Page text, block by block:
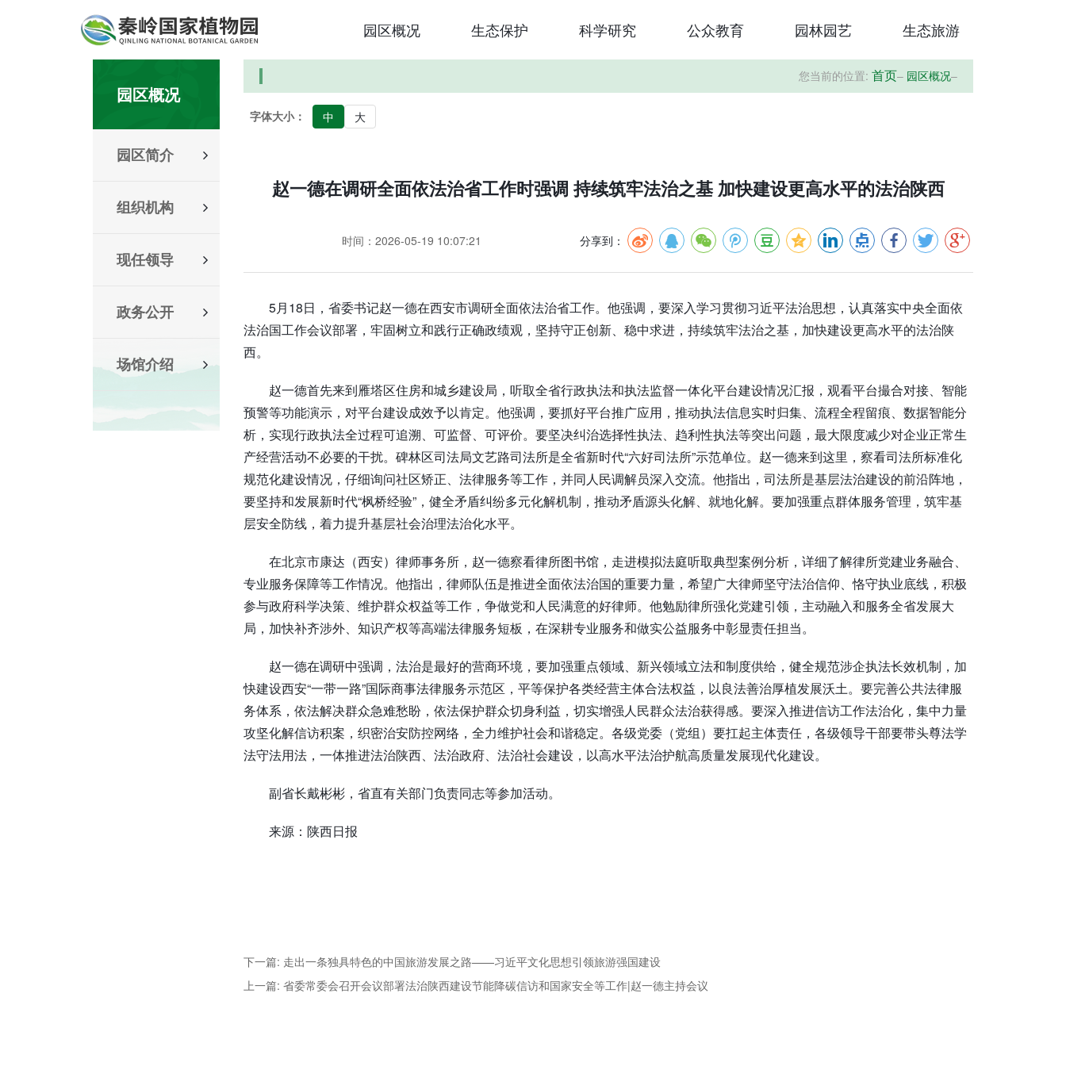
园区概况 生态保护 科学研究 公众教育 园林园艺 生态旅游
园区概况
园区简介
组织机构
现任领导
政务公开
场馆介绍
您当前的位置: 首页– 园区概况–
字体大小： 中 大
赵一德在调研全面依法治省工作时强调 持续筑牢法治之基 加快建设更高水平的法治陕西
时间：2026-05-19 10:07:21 分享到：
5月18日，省委书记赵一德在西安市调研全面依法治省工作。他强调，要深入学习贯彻习近平法治思想，认真落实中央全面依
法治国工作会议部署，牢固树立和践行正确政绩观，坚持守正创新、稳中求进，持续筑牢法治之基，加快建设更高水平的法治陕
西。
赵一德首先来到雁塔区住房和城乡建设局，听取全省行政执法和执法监督一体化平台建设情况汇报，观看平台撮合对接、智能
预警等功能演示，对平台建设成效予以肯定。他强调，要抓好平台推广应用，推动执法信息实时归集、流程全程留痕、数据智能分
析，实现行政执法全过程可追溯、可监督、可评价。要坚决纠治选择性执法、趋利性执法等突出问题，最大限度减少对企业正常生
产经营活动不必要的干扰。碑林区司法局文艺路司法所是全省新时代“六好司法所”示范单位。赵一德来到这里，察看司法所标准化
规范化建设情况，仔细询问社区矫正、法律服务等工作，并同人民调解员深入交流。他指出，司法所是基层法治建设的前沿阵地，
要坚持和发展新时代“枫桥经验”，健全矛盾纠纷多元化解机制，推动矛盾源头化解、就地化解。要加强重点群体服务管理，筑牢基
层安全防线，着力提升基层社会治理法治化水平。
在北京市康达（西安）律师事务所，赵一德察看律所图书馆，走进模拟法庭听取典型案例分析，详细了解律所党建业务融合、
专业服务保障等工作情况。他指出，律师队伍是推进全面依法治国的重要力量，希望广大律师坚守法治信仰、恪守执业底线，积极
参与政府科学决策、维护群众权益等工作，争做党和人民满意的好律师。他勉励律所强化党建引领，主动融入和服务全省发展大
局，加快补齐涉外、知识产权等高端法律服务短板，在深耕专业服务和做实公益服务中彰显责任担当。
赵一德在调研中强调，法治是最好的营商环境，要加强重点领域、新兴领域立法和制度供给，健全规范涉企执法长效机制，加
快建设西安“一带一路”国际商事法律服务示范区，平等保护各类经营主体合法权益，以良法善治厚植发展沃土。要完善公共法律服
务体系，依法解决群众急难愁盼，依法保护群众切身利益，切实增强人民群众法治获得感。要深入推进信访工作法治化，集中力量
攻坚化解信访积案，织密治安防控网络，全力维护社会和谐稳定。各级党委（党组）要扛起主体责任，各级领导干部要带头尊法学
法守法用法，一体推进法治陕西、法治政府、法治社会建设，以高水平法治护航高质量发展现代化建设。
副省长戴彬彬，省直有关部门负责同志等参加活动。
来源：陕西日报
下一篇: 走出一条独具特色的中国旅游发展之路——习近平文化思想引领旅游强国建设
上一篇: 省委常委会召开会议部署法治陕西建设节能降碳信访和国家安全等工作|赵一德主持会议